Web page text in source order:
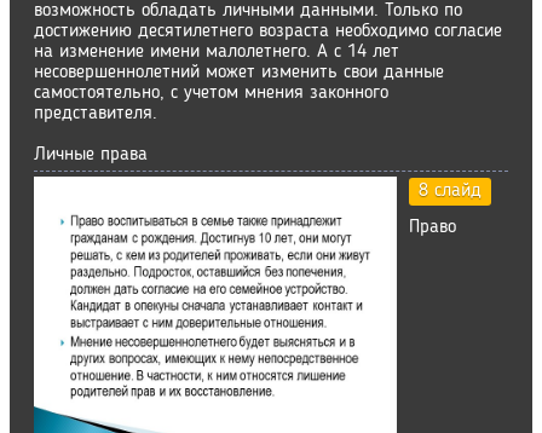
возможность обладать личными данными. Только по
достижению десятилетнего возраста необходимо согласие
на изменение имени малолетнего. А с 14 лет
несовершеннолетний может изменить свои данные
самостоятельно, с учетом мнения законного
представителя.
Личные права
8 слайд
Право